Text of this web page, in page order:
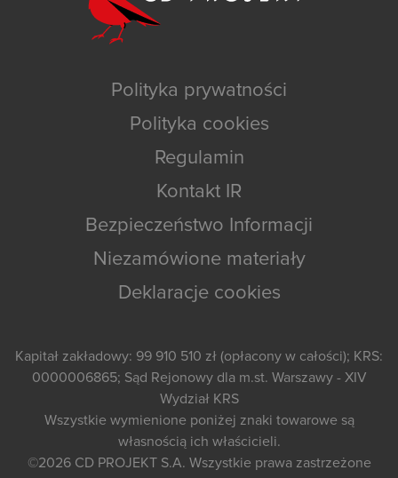
Polityka prywatności
Polityka cookies
Regulamin
Kontakt IR
Bezpieczeństwo Informacji
Niezamówione materiały
Deklaracje cookies
Kapitał zakładowy: 99 910 510 zł (opłacony w całości); KRS:
0000006865; Sąd Rejonowy dla m.st. Warszawy - XIV
Wydział KRS
Wszystkie wymienione poniżej znaki towarowe są
własnością ich właścicieli.
©2026 CD PROJEKT S.A. Wszystkie prawa zastrzeżone